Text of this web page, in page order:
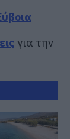
για την